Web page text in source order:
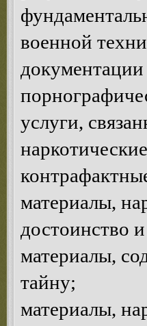
военной
документации
услуги,
материалы,
достоинство
материалы,
тайну;
материалы,